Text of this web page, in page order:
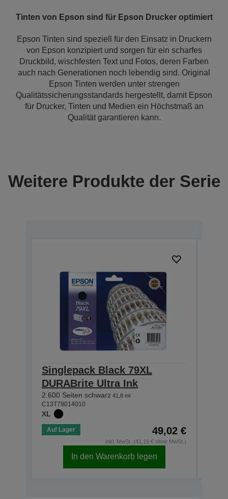
Tinten von Epson sind für Epson Drucker optimiert
Epson Tinten sind speziell für den Einsatz in Druckern
von Epson konzipiert und sorgen für ein scharfes
Druckbild, wischfesten Text und Fotos, deren Farben
auch nach Generationen noch lebendig sind. Original
Epson Tinten werden unter strengen
Qualitätssicherungsstandards hergestellt, damit Epson
für Drucker, Tinten und Medien ein Höchstmaß an
Qualität garantieren kann.
Weitere Produkte der Serie
Singlepack Black 79XL
DURABrite Ultra Ink
2.600 Seiten schwarz 41,8 ml
C13T79014010
XL
Auf Lager 49,02 €
inkl. MwSt. (41,19 € ohne MwSt.)
In den Warenkorb legen